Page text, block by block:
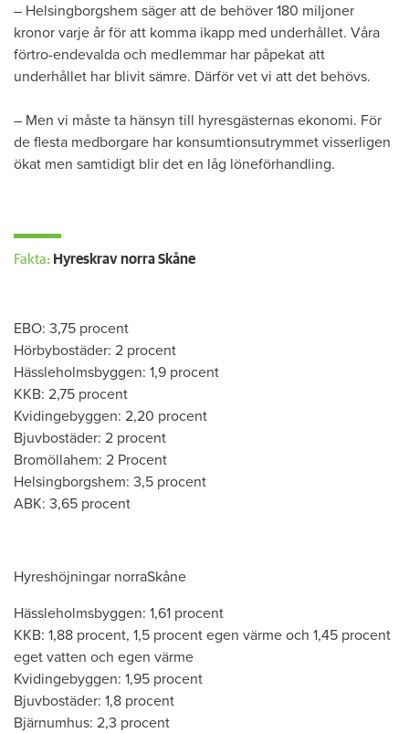
– Helsingborgshem säger att de behöver 180 miljoner
kronor varje år för att komma ikapp med underhållet. Våra
förtro-endevalda och medlemmar har påpekat att
underhållet har blivit sämre. Därför vet vi att det behövs.
– Men vi måste ta hänsyn till hyresgästernas ekonomi. För
de flesta medborgare har konsumtionsutrymmet visserligen
ökat men samtidigt blir det en låg löneförhandling.
Fakta: Hyreskrav norra Skåne
EBO: 3,75 procent
Hörbybostäder: 2 procent
Hässleholmsbyggen: 1,9 procent
KKB: 2,75 procent
Kvidingebyggen: 2,20 procent
Bjuvbostäder: 2 procent
Bromöllahem: 2 Procent
Helsingborgshem: 3,5 procent
ABK: 3,65 procent
Hyreshöjningar norraSkåne
Hässleholmsbyggen: 1,61 procent
KKB: 1,88 procent, 1,5 procent egen värme och 1,45 procent
eget vatten och egen värme
Kvidingebyggen: 1,95 procent
Bjuvbostäder: 1,8 procent
Bjärnumhus: 2,3 procent